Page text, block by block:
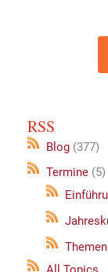
RSS
Blog(377)
Termine(5)